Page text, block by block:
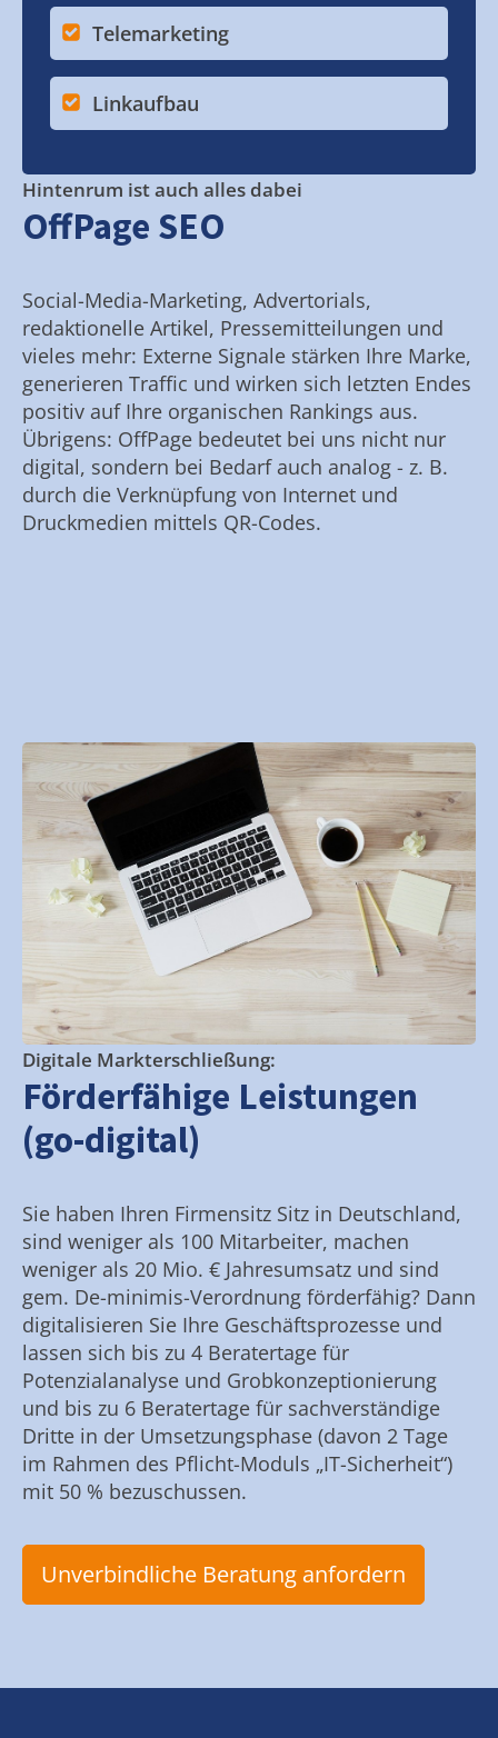
Telemarketing
Linkaufbau
Hintenrum ist auch alles dabei
OffPage SEO
Social-Media-Marketing, Advertorials,
redaktionelle Artikel, Pressemitteilungen und
vieles mehr: Externe Signale stärken Ihre Marke,
generieren Traffic und wirken sich letzten Endes
positiv auf Ihre organischen Rankings aus.
Übrigens: OffPage bedeutet bei uns nicht nur
digital, sondern bei Bedarf auch analog - z. B.
durch die Verknüpfung von Internet und
Druckmedien mittels QR-Codes.
Digitale Markterschließung:
Förderfähige Leistungen
(go-digital)
Sie haben Ihren Firmensitz Sitz in Deutschland,
sind weniger als 100 Mitarbeiter, machen
weniger als 20 Mio. € Jahresumsatz und sind
gem. De-minimis-Verordnung förderfähig? Dann
digitalisieren Sie Ihre Geschäftsprozesse und
lassen sich bis zu 4 Beratertage für
Potenzialanalyse und Grobkonzeptionierung
und bis zu 6 Beratertage für sachverständige
Dritte in der Umsetzungsphase (davon 2 Tage
im Rahmen des Pflicht-Moduls „IT-Sicherheit“)
mit 50 % bezuschussen.
Unverbindliche Beratung anfordern